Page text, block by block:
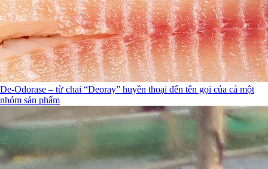
De-Odorase – từ chai “Deoray” huyền thoại đến tên gọi của cả một
nhóm sản phẩm